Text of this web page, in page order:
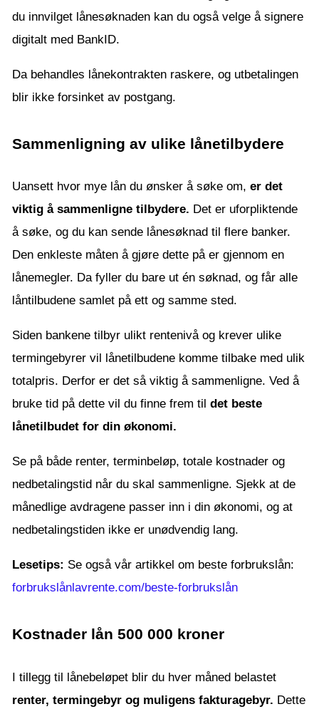
du innvilget lånesøknaden kan du også velge å signere
digitalt med BankID.
Da behandles lånekontrakten raskere, og utbetalingen
blir ikke forsinket av postgang.
Sammenligning av ulike lånetilbydere
Uansett hvor mye lån du ønsker å søke om, er det
viktig å sammenligne tilbydere. Det er uforpliktende
å søke, og du kan sende lånesøknad til flere banker.
Den enkleste måten å gjøre dette på er gjennom en
lånemegler. Da fyller du bare ut én søknad, og får alle
låntilbudene samlet på ett og samme sted.
Siden bankene tilbyr ulikt rentenivå og krever ulike
termingebyrer vil lånetilbudene komme tilbake med ulik
totalpris. Derfor er det så viktig å sammenligne. Ved å
bruke tid på dette vil du finne frem til det beste
lånetilbudet for din økonomi.
Se på både renter, terminbeløp, totale kostnader og
nedbetalingstid når du skal sammenligne. Sjekk at de
månedlige avdragene passer inn i din økonomi, og at
nedbetalingstiden ikke er unødvendig lang.
Lesetips: Se også vår artikkel om beste forbrukslån:
forbrukslånlavrente.com/beste-forbrukslån
Kostnader lån 500 000 kroner
I tillegg til lånebeløpet blir du hver måned belastet
renter, termingebyr og muligens fakturagebyr. Dette